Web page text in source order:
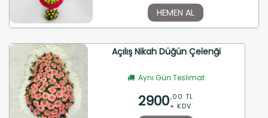
HEMEN AL
Açılış Nikah Düğün Çelenği
Aynı Gün Teslimat
2900,00 TL
+ KDV